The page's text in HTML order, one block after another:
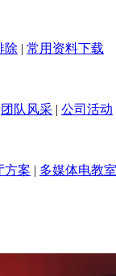
除 | 常用资料下载
团队风采 | 公司活动
方案 | 多媒体电教室